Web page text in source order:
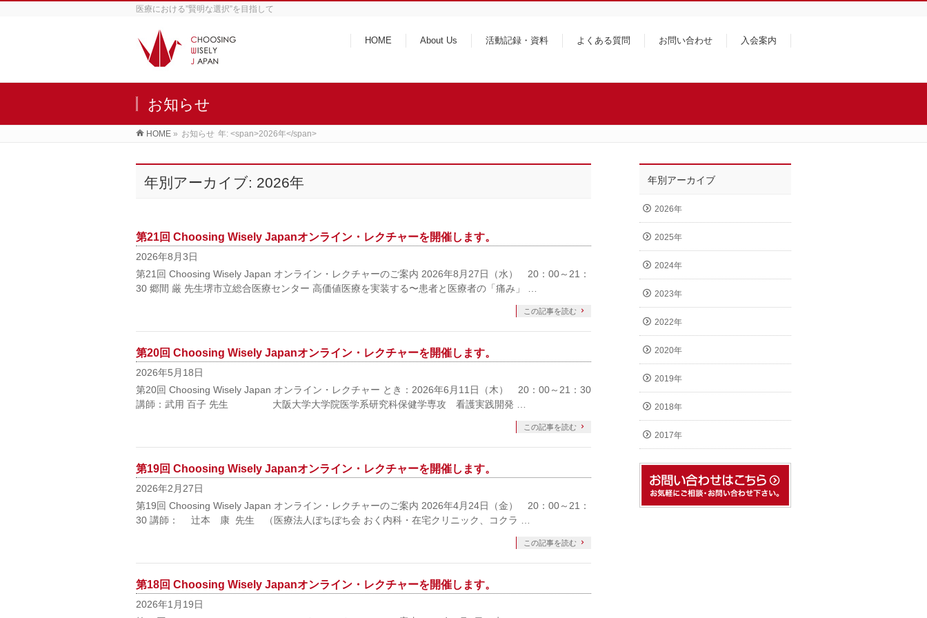
医療における”賢明な選択”を目指して
HOME About Us 活動記録・資料 よくある質問 お問い合わせ 入会案内
お知らせ
HOME » お知らせ 年: <span>2026年</span>
年別アーカイブ: 2026年
第21回 Choosing Wisely Japanオンライン・レクチャーを開催します。
2026年8月3日
第21回 Choosing Wisely Japan オンライン・レクチャーのご案内 2026年8月27日（水） 20：00～21：
30 郷間 厳 先生堺市立総合医療センター 高価値医療を実装する〜患者と医療者の「痛み」 …
この記事を読む
第20回 Choosing Wisely Japanオンライン・レクチャーを開催します。
2026年5月18日
第20回 Choosing Wisely Japan オンライン・レクチャー とき：2026年6月11日（木） 20：00～21：30
講師：武用 百子 先生 大阪大学大学院医学系研究科保健学専攻 看護実践開発 …
この記事を読む
第19回 Choosing Wisely Japanオンライン・レクチャーを開催します。
2026年2月27日
第19回 Choosing Wisely Japan オンライン・レクチャーのご案内 2026年4月24日（金） 20：00～21：
30 講師： 辻本 康 先生 （医療法人ぼちぼち会 おく内科・在宅クリニック、コクラ …
この記事を読む
第18回 Choosing Wisely Japanオンライン・レクチャーを開催します。
2026年1月19日
年別アーカイブ
2026年
2025年
2024年
2023年
2022年
2020年
2019年
2018年
2017年